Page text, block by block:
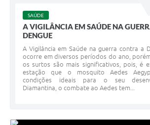
SAÚDE
A VIGILÂNCIA EM SAÚDE NA
DENGUE
A Vigilância em Saúde na guerra contra a
ocorre em diversos períodos do ano,
os surtos são mais significativos, pois, é
estação que o mosquito Aedes
condições ideais para o seu
Diamantina, o combate ao Aedes tem...